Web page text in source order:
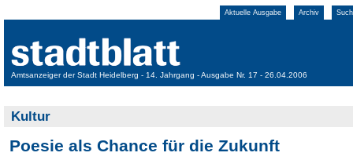
Aktuelle Ausgabe Archiv
Amtsanzeiger der Stadt Heidelberg - 14. Jahrgang - Ausgabe Nr. 17 - 26.04.2006
Kultur
Poesie als Chance für die Zukunft